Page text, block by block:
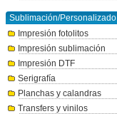
Sublimación/Personalizado
Impresión fotolitos
Impresión sublimación
Impresión DTF
Serigrafía
Planchas y calandras
Transfers y vinilos